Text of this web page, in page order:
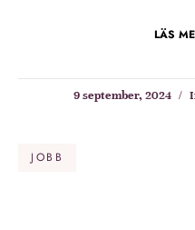
LÄS
9 september, 2024
JOBB